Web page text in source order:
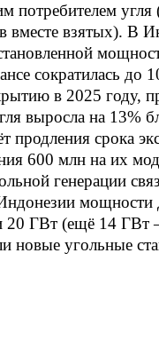
потребителем
вместе взятых). В
сократилась до
в 2025 году,
выросла на 13%
продления срока
600 млн на их
генерации
мощности
20 ГВт (ещё 14 ГВт
новые угольные